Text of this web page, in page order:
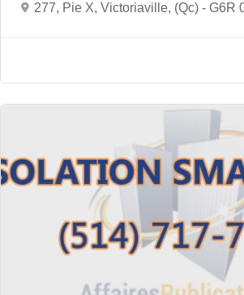
277, Pie X, Victoriaville, (Qc) - G6R